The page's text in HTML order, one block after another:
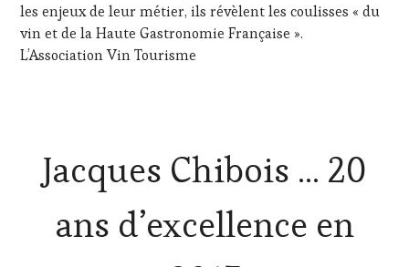
les enjeux de leur métier, ils révèlent les coulisses « du
vin et de la Haute Gastronomie Française ».
L’Association Vin Tourisme
Jacques Chibois … 20
ans d’excellence en